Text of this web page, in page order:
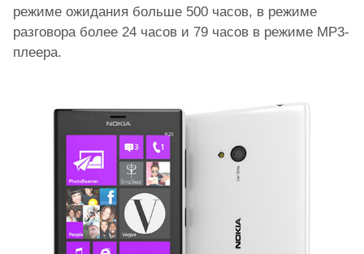
режиме ожидания больше 500 часов, в режиме
разговора более 24 часов и 79 часов в режиме MP3-
плеера.